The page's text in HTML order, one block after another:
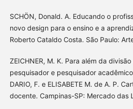
SCHÖN, Donald. A. Educando o
novo design para o ensino e a
Roberto Cataldo Costa. São Paulo:
ZEICHNER, M. K. Para além da
pesquisador e pesquisador
DARIO, F. e ELISABETE M. de A. P.
docente. Campinas-SP: Mercado das